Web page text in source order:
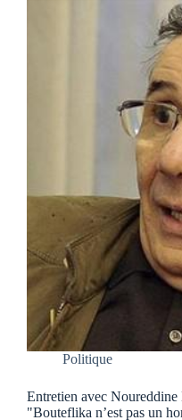
Politique
Entretien avec
"Bouteflika n’est pas un